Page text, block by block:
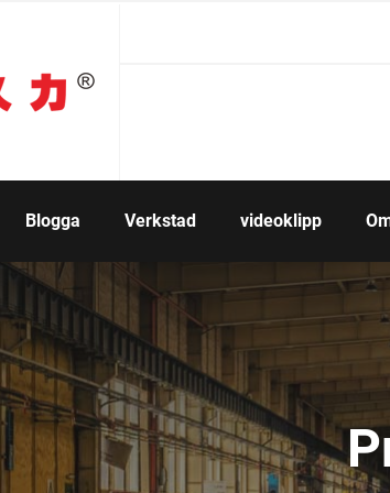
Blogga Verkstad videoklipp